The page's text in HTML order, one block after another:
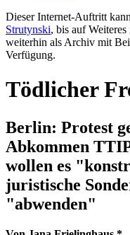
Dieser Internet-Auftritt
Strutynski, bis auf
weiterhin als Archiv mit
Verfügung.
Tödlicher
Berlin: Protest
Abkommen
wollen es
juristische
"abwenden"